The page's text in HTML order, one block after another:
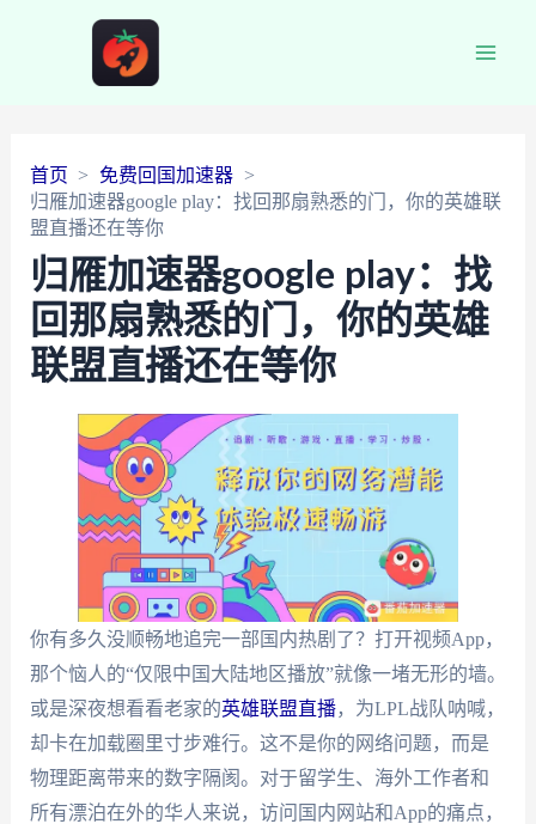
首页
免费回国加速器
归雁加速器google play：找回那扇熟悉的门，你的英雄联
盟直播还在等你
归雁加速器google play：找
回那扇熟悉的门，你的英雄
联盟直播还在等你
你有多久没顺畅地追完一部国内热剧了？打开视频App，
那个恼人的“仅限中国大陆地区播放”就像一堵无形的墙。
或是深夜想看看老家的英雄联盟直播，为LPL战队呐喊，
却卡在加载圈里寸步难行。这不是你的网络问题，而是
物理距离带来的数字隔阂。对于留学生、海外工作者和
所有漂泊在外的华人来说，访问国内网站和App的痛点，